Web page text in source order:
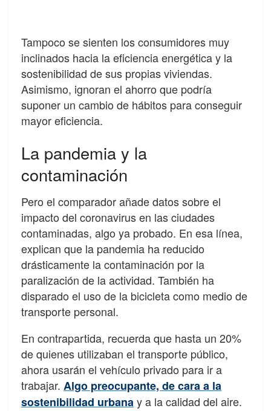
Tampoco se sienten los consumidores muy
inclinados hacia la eficiencia energética y la
sostenibilidad de sus propias viviendas.
Asimismo, ignoran el ahorro que podría
suponer un cambio de hábitos para conseguir
mayor eficiencia.
La pandemia y la
contaminación
Pero el comparador añade datos sobre el
impacto del coronavirus en las ciudades
contaminadas, algo ya probado. En esa línea,
explican que la pandemia ha reducido
drásticamente la contaminación por la
paralización de la actividad. También ha
disparado el uso de la bicicleta como medio de
transporte personal.
En contrapartida, recuerda que hasta un 20%
de quienes utilizaban el transporte público,
ahora usarán el vehículo privado para ir a
trabajar. Algo preocupante, de cara a la
sostenibilidad urbanay a la calidad del aire.